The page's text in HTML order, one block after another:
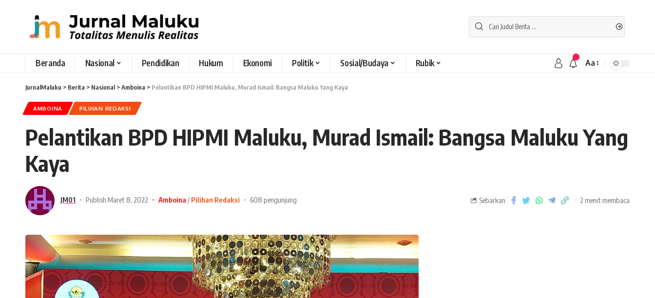
Beranda Nasional Pendidikan Hukum Ekonomi Politik Sosial/Budaya Rubik Aa
JurnalMaluku > Berita > Nasional >Amboina > Pelantikan BPD HIPMI Maluku, Murad Ismail: Bangsa Maluku Yang Kaya
AMBOINA PILIHAN REDAKSI
Pelantikan BPD HIPMI Maluku, Murad Ismail: Bangsa Maluku Yang
Kaya
JM01 Publish Maret 8, 2022 Amboina Pilihan Redaksi 608 pengunjung Sebarkan 2 menit membaca